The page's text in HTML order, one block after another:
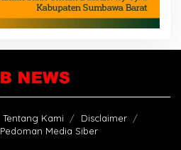
Tentang Kami
Disclaimer
Pedoman Media Siber